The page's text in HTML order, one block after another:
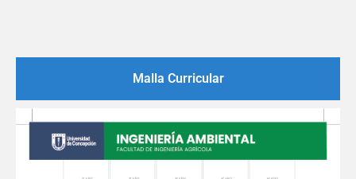
Malla Curricular